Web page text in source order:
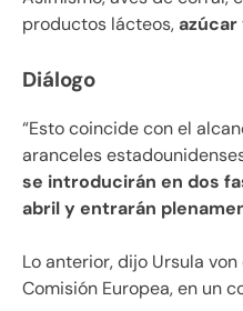
productos lácteos,azúcar
Diálogo
“Esto coincide con el
aranceles
se introducirán en dos
abril y entrarán
Lo anterior, dijo Ursula
Comisión Europea, en un